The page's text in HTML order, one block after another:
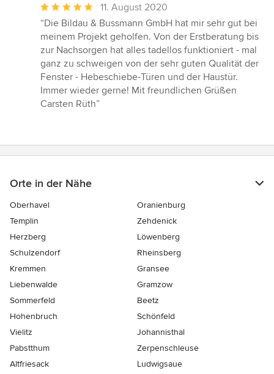
Durchschnittliche
Bewertung:
5
von
5
Sternen
11. August 2020
“Die Bildau & Bussmann GmbH hat mir sehr gut bei
meinem Projekt geholfen. Von der Erstberatung bis
zur Nachsorgen hat alles tadellos funktioniert - mal
ganz zu schweigen von der sehr guten Qualität der
Fenster - Hebeschiebe-Türen und der Haustür.
Immer wieder gerne! Mit freundlichen Grüßen
Carsten Rüth”
Orte in der Nähe
Oberhavel
Oranienburg
Templin
Zehdenick
Herzberg
Löwenberg
Schulzendorf
Rheinsberg
Kremmen
Gransee
Liebenwalde
Gramzow
Sommerfeld
Beetz
Hohenbruch
Schönfeld
Vielitz
Johannisthal
Pabstthum
Zerpenschleuse
Altfriesack
Ludwigsaue